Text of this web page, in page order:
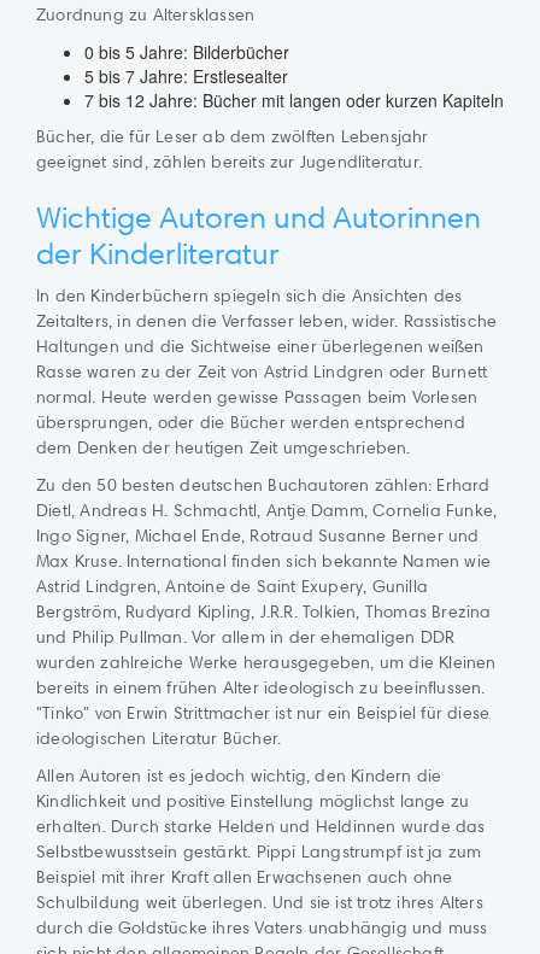
Zuordnung zu Altersklassen
0 bis 5 Jahre: Bilderbücher
5 bis 7 Jahre: Erstlesealter
7 bis 12 Jahre: Bücher mit langen oder kurzen Kapiteln
Bücher, die für Leser ab dem zwölften Lebensjahr
geeignet sind, zählen bereits zur Jugendliteratur.
Wichtige Autoren und Autorinnen
der Kinderliteratur
In den Kinderbüchern spiegeln sich die Ansichten des
Zeitalters, in denen die Verfasser leben, wider. Rassistische
Haltungen und die Sichtweise einer überlegenen weißen
Rasse waren zu der Zeit von Astrid Lindgren oder Burnett
normal. Heute werden gewisse Passagen beim Vorlesen
übersprungen, oder die Bücher werden entsprechend
dem Denken der heutigen Zeit umgeschrieben.
Zu den 50 besten deutschen Buchautoren zählen: Erhard
Dietl, Andreas H. Schmachtl, Antje Damm, Cornelia Funke,
Ingo Signer, Michael Ende, Rotraud Susanne Berner und
Max Kruse. International finden sich bekannte Namen wie
Astrid Lindgren, Antoine de Saint Exupery, Gunilla
Bergström, Rudyard Kipling, J.R.R. Tolkien, Thomas Brezina
und Philip Pullman. Vor allem in der ehemaligen DDR
wurden zahlreiche Werke herausgegeben, um die Kleinen
bereits in einem frühen Alter ideologisch zu beeinflussen.
"Tinko" von Erwin Strittmacher ist nur ein Beispiel für diese
ideologischen Literatur Bücher.
Allen Autoren ist es jedoch wichtig, den Kindern die
Kindlichkeit und positive Einstellung möglichst lange zu
erhalten. Durch starke Helden und Heldinnen wurde das
Selbstbewusstsein gestärkt. Pippi Langstrumpf ist ja zum
Beispiel mit ihrer Kraft allen Erwachsenen auch ohne
Schulbildung weit überlegen. Und sie ist trotz ihres Alters
durch die Goldstücke ihres Vaters unabhängig und muss